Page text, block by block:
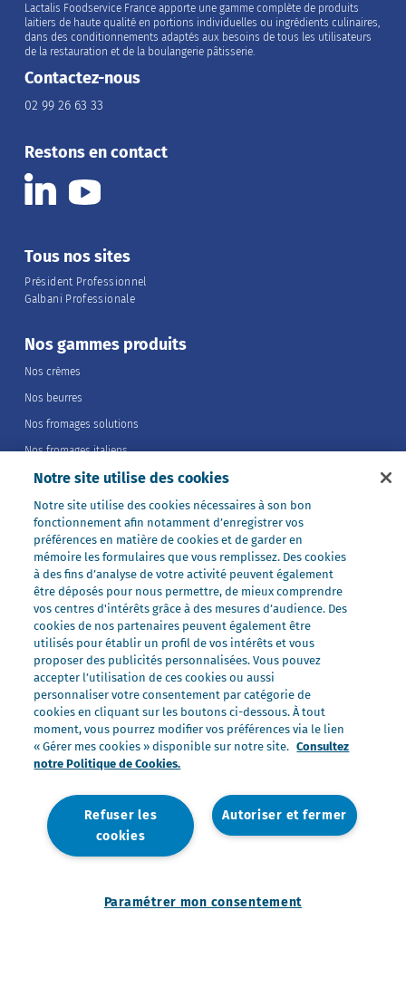
Lactalis Foodservice France apporte une gamme complète de produits
laitiers de haute qualité en portions individuelles ou ingrédients culinaires,
dans des conditionnements adaptés aux besoins de tous les utilisateurs
de la restauration et de la boulangerie pâtisserie.
Contactez-nous
02 99 26 63 33
Restons en contact
Tous nos sites
Président Professionnel
Galbani Professionale
Nos gammes produits
Nos crèmes
Nos beurres
Nos fromages solutions
Nos fromages italiens
Nos fromages portions
Nos fromages entiers
Nos préparations
Nos ultra-frais
Nos laits
Nos marques
Président Professionnel
Galbani Professionale
Lactel Professionnel
Société Professionnel
Salakis Professionnel
Nous rejoindre
Rejoindre le Groupe Lactalis
Les métiers du Foodservice
Nos offres
Notre site utilise des cookies
Notre site utilise des cookies nécessaires à son bon
fonctionnement afin notamment d’enregistrer vos
préférences en matière de cookies et de garder en
mémoire les formulaires que vous remplissez. Des cookies
à des fins d’analyse de votre activité peuvent également
être déposés pour nous permettre, de mieux comprendre
vos centres d'intérêts grâce à des mesures d’audience. Des
cookies de nos partenaires peuvent également être
utilisés pour établir un profil de vos intérêts et vous
proposer des publicités personnalisées. Vous pouvez
accepter l’utilisation de ces cookies ou aussi
personnaliser votre consentement par catégorie de
cookies en cliquant sur les boutons ci-dessous. À tout
moment, vous pourrez modifier vos préférences via le lien
« Gérer mes cookies » disponible sur notre site. Consultez
notre Politique de Cookies.
Autoriser et fermer
Refuser les
cookies
Paramétrer mon consentement